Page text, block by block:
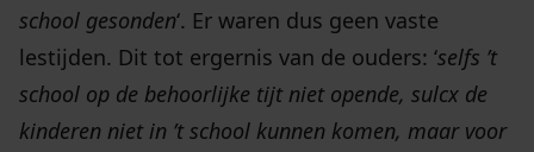
school gesonden‘. Er waren dus geen vaste
lestijden. Dit tot ergernis van de ouders: ‘selfs ’t
school op de behoorlijke tijt niet opende, sulcx de
kinderen niet in ’t school kunnen komen, maar voor